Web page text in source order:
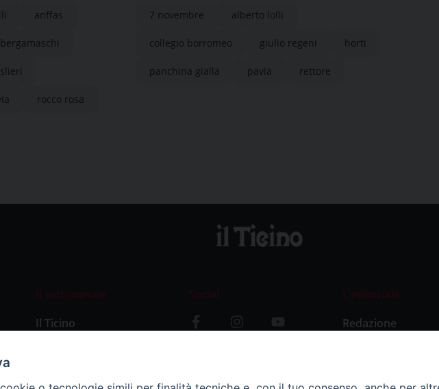
anffas
bergamaschi
rocco rosa
7 novembre alberto lolli
collegio borromeo giulio regeni horti
panchina gialla pavia rettore
Il settimanale
Il Ticino
Social
L’editoriale
Redazione